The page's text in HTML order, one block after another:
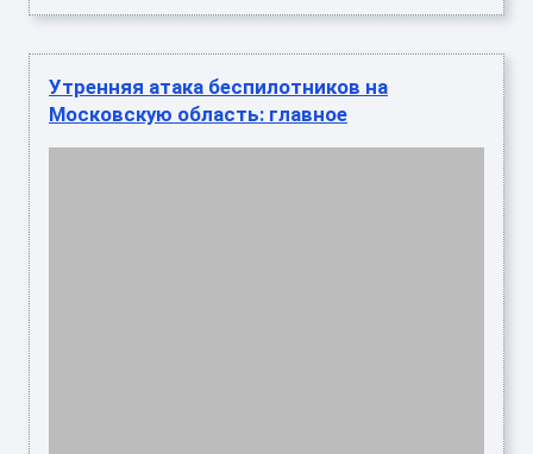
Утренняя атака беспилотников на
Московскую область: главное